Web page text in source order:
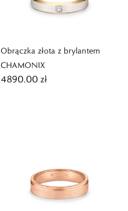
Obrączka złota z brylantem
CHAMONIX
4890,00 zł